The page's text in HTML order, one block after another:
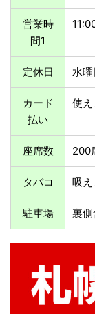
営業時
間1
定休日 水
カード
払い
使え
座席数 200
タバコ 吸
駐車場 裏